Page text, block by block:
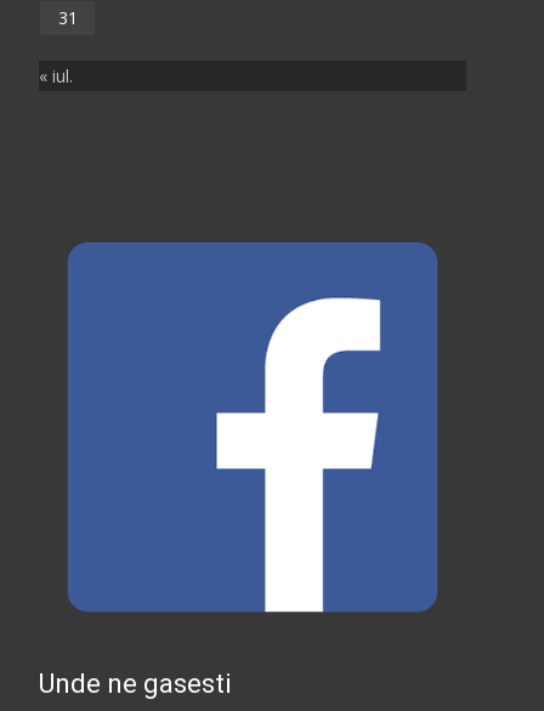
31
« iul.
Unde ne gasesti